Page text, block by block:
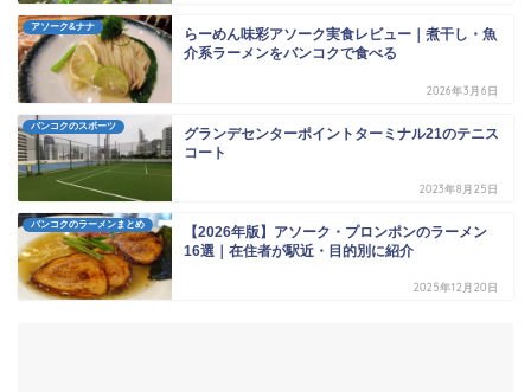
アソーク&ナナ
らーめん味彩アソーク実食レビュー｜煮干し・魚
介系ラーメンをバンコクで食べる
2026年3月6日
バンコクのスポーツ
グランデセンターポイントターミナル21のテニス
コート
2023年8月25日
バンコクのラーメンまとめ
【2026年版】アソーク・プロンポンのラーメン
16選｜在住者が駅近・目的別に紹介
2025年12月20日